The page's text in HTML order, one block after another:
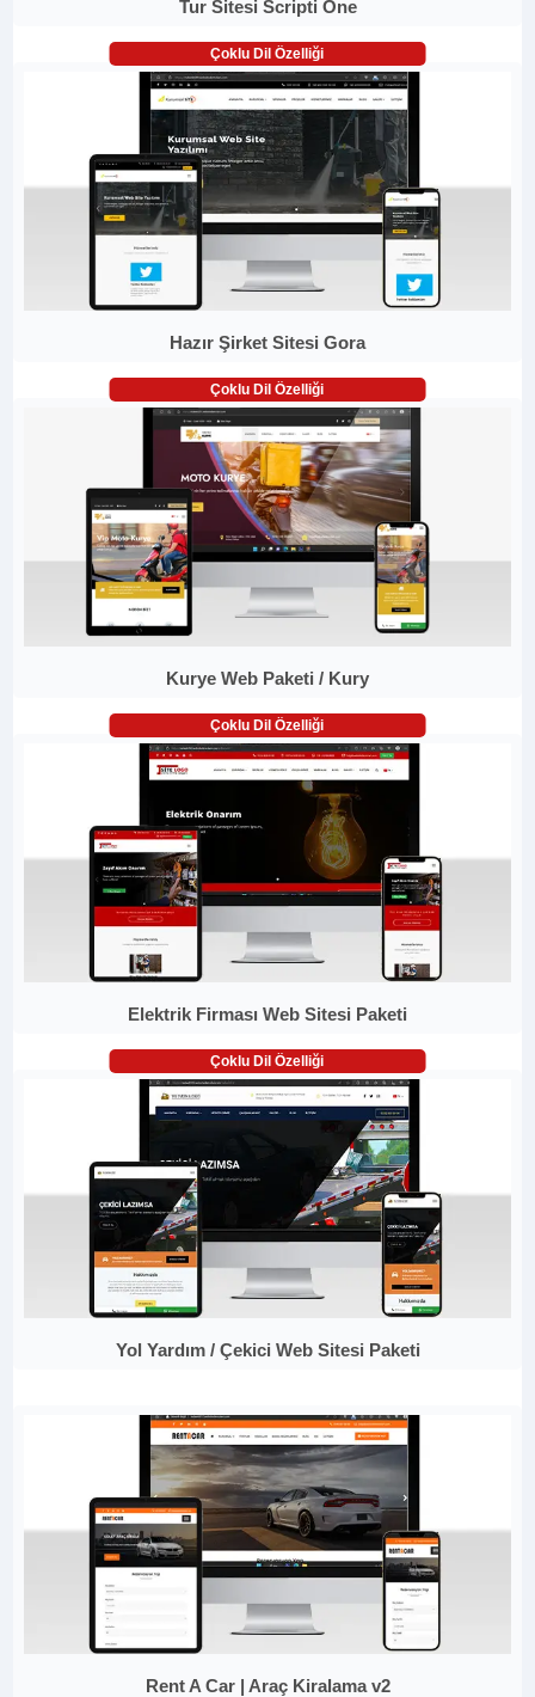
Tur Sitesi Scripti One
Çoklu Dil Özelliği
Hazır Şirket Sitesi Gora
Çoklu Dil Özelliği
Kurye Web Paketi / Kury
Çoklu Dil Özelliği
Elektrik Firması Web Sitesi Paketi
Çoklu Dil Özelliği
Yol Yardım / Çekici Web Sitesi Paketi
Rent A Car | Araç Kiralama v2